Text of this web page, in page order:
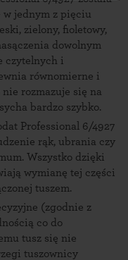
w jednym z pięciu
zielony, fioletowy,
dowolnym
czytelnych i
równomierne i
rozmazuje się na
bardzo szybko.
Professional 6/4927
rąk, ubrania czy
Wszystko dzięki
wymianę tej części
tuszem.
(zgodnie z
co do
tusz się nie
tuszownicy